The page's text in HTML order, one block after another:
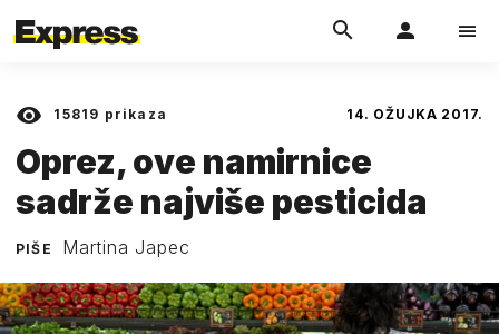
15819 prikaza 14. OŽUJKA 2017.
Oprez, ove namirnice
sadrže najviše pesticida
PIŠE Martina Japec